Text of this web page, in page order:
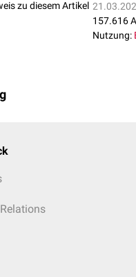
zu diesem Artikel
157.616
Nutzung: